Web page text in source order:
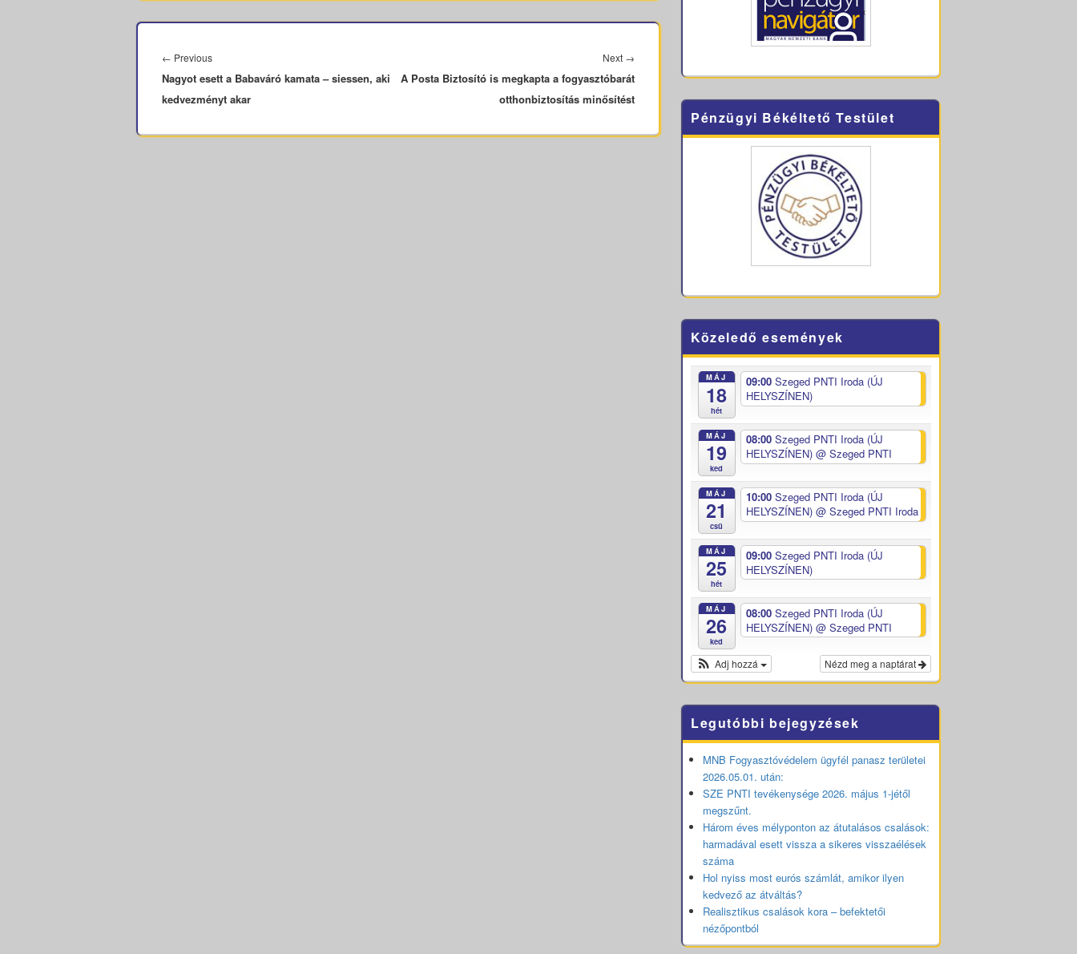
navigáció
← PreviousPrevious
post:
Nagyot esett a Babaváró kamata – siessen, aki
kedvezményt akar
Next →
post:
A Posta Biztosító is megkapta a fogyasztóbarát
otthonbiztosítás minősítést
Pénzügyi Békéltető Testület
Közeledő események
MÁJ
18
hét
09:00 Szeged PNTI Iroda (ÚJ
HELYSZÍNEN)
MÁJ
19
ked
08:00 Szeged PNTI Iroda (ÚJ
HELYSZÍNEN) @ Szeged PNTI
MÁJ
21
csü
10:00 Szeged PNTI Iroda (ÚJ
HELYSZÍNEN) @ Szeged PNTI Iroda
MÁJ
25
hét
09:00 Szeged PNTI Iroda (ÚJ
HELYSZÍNEN)
MÁJ
26
ked
08:00 Szeged PNTI Iroda (ÚJ
HELYSZÍNEN) @ Szeged PNTI
Nézd meg a naptárat
Adj hozzá
Legutóbbi bejegyzések
MNB Fogyasztóvédelem ügyfél panasz területei
2026.05.01. után:
SZE PNTI tevékenysége 2026. május 1-jétől
megszűnt.
Három éves mélyponton az átutalásos csalások:
harmadával esett vissza a sikeres visszaélések
száma
Hol nyiss most eurós számlát, amikor ilyen
kedvező az átváltás?
Realisztikus csalások kora – befektetői
nézőpontból